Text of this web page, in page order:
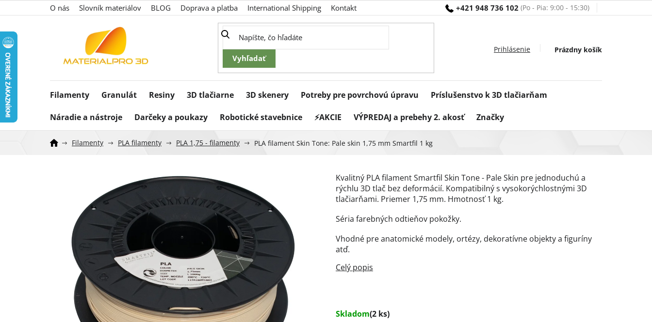
na
+421 948 736 102
O nás Slovník materiálov BLOG Doprava a platba International Shipping Kontakt
Nákupný
Prázdny košík
Filamenty Granulát Resiny 3D tlačiarne 3D skenery Potreby pre povrchovú úpravu Príslušenstvo k 3D tlačiarňam
Náradie a nástroje Darčeky a poukazy Robotické stavebnice ⚡AKCIE VÝPREDAJ a prebehy 2. akosť Značky
Filamenty PLA filamenty PLA 1,75 - filamenty PLA filament Skin Tone: Pale skin 1,75 mm Smartfil 1 kg
Skladom(2 ks)
Kvalitný PLA filament Smartfil Skin Tone - Pale Skin pre jednoduchú a
rýchlu 3D tlač bez deformácií. Kompatibilný s vysokorýchlostnými 3D
tlačiarňami. Priemer 1,75 mm. Hmotnosť 1 kg.
Séria farebných odtieňov pokožky.
Vhodné pre anatomické modely, ortézy, dekoratívne objekty a figuríny
atď.